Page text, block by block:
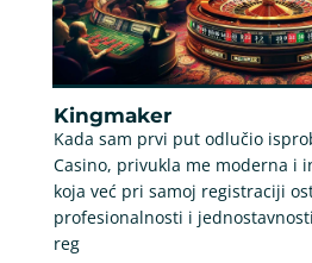
Kingmaker
Kada sam prvi put odlučio
Casino, privukla me moderna i
koja već pri samoj registraciji
profesionalnosti i
reg